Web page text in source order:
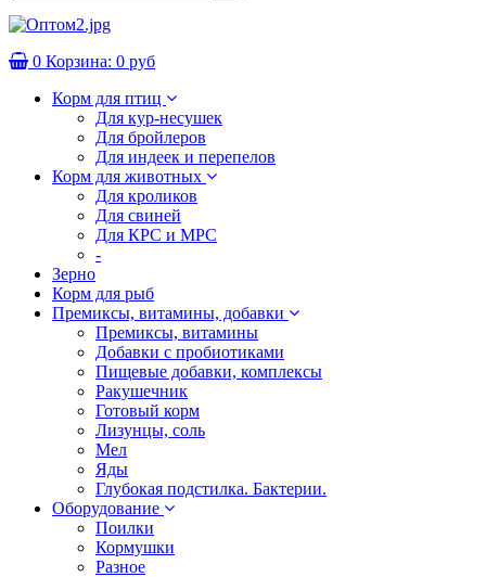
0 Корзина: 0 руб
Корм для птиц
Для кур-несушек
Для бройлеров
Для индеек и перепелов
Корм для животных
Для кроликов
Для свиней
Для КРС и МРС
-
Зерно
Корм для рыб
Премиксы, витамины, добавки
Премиксы, витамины
Добавки с пробиотиками
Пищевые добавки, комплексы
Ракушечник
Готовый корм
Лизунцы, соль
Мел
Яды
Глубокая подстилка. Бактерии.
Оборудование
Поилки
Кормушки
Разное